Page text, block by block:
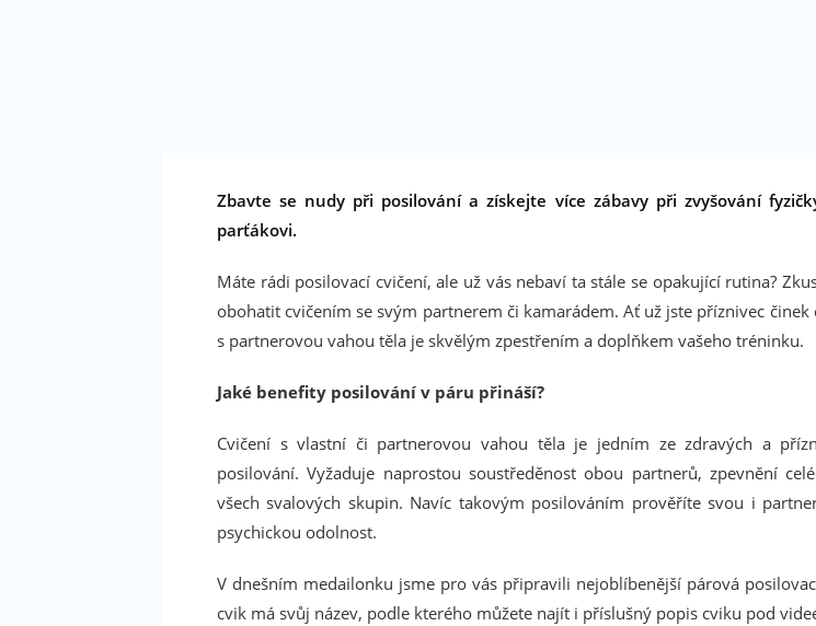
Zbavte se nudy při posilování a získejte více zábavy při zvyšování
parťákovi.
Máte rádi posilovací cvičení, ale už vás nebaví ta stále se opakující rutina?
obohatit cvičením se svým partnerem či kamarádem. Ať už jste příznivec činek
s partnerovou vahou těla je skvělým zpestřením a doplňkem vašeho tréninku.
Jaké benefity posilování v páru přináší?
Cvičení s vlastní či partnerovou vahou těla je jedním ze zdravých a
posilování. Vyžaduje naprostou soustředěnost obou partnerů, zpevnění
všech svalových skupin. Navíc takovým posilováním prověříte svou i
psychickou odolnost.
V dnešním medailonku jsme pro vás připravili nejoblíbenější párová
cvik má svůj název, podle kterého můžete najít i příslušný popis cviku pod